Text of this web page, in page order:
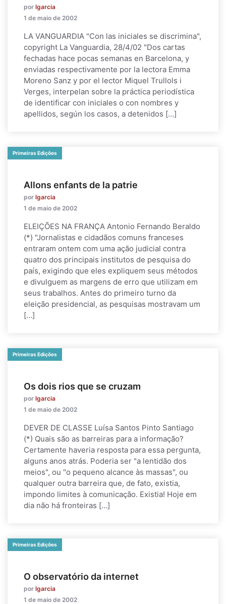
por lgarcia
1 de maio de 2002
LA VANGUARDIA "Con las iniciales se discrimina",
copyright La Vanguardia, 28/4/02 "Dos cartas
fechadas hace pocas semanas en Barcelona, y
enviadas respectivamente por la lectora Emma
Moreno Sanz y por el lector Miquel Trullols i
Verges, interpelan sobre la práctica periodística
de identificar con iniciales o con nombres y
apellidos, según los casos, a detenidos […]
Primeiras Edições
Allons enfants de la patrie
por lgarcia
1 de maio de 2002
ELEIÇÕES NA FRANÇA Antonio Fernando Beraldo
(*) "Jornalistas e cidadãos comuns franceses
entraram ontem com uma ação judicial contra
quatro dos principais institutos de pesquisa do
país, exigindo que eles expliquem seus métodos
e divulguem as margens de erro que utilizam em
seus trabalhos. Antes do primeiro turno da
eleição presidencial, as pesquisas mostravam um
[…]
Primeiras Edições
Os dois rios que se cruzam
por lgarcia
1 de maio de 2002
DEVER DE CLASSE Luísa Santos Pinto Santiago
(*) Quais são as barreiras para a informação?
Certamente haveria resposta para essa pergunta,
alguns anos atrás. Poderia ser "a lentidão dos
meios", ou "o pequeno alcance às massas", ou
qualquer outra barreira que, de fato, existia,
impondo limites à comunicação. Existia! Hoje em
dia não há fronteiras […]
Primeiras Edições
O observatório da internet
por lgarcia
1 de maio de 2002